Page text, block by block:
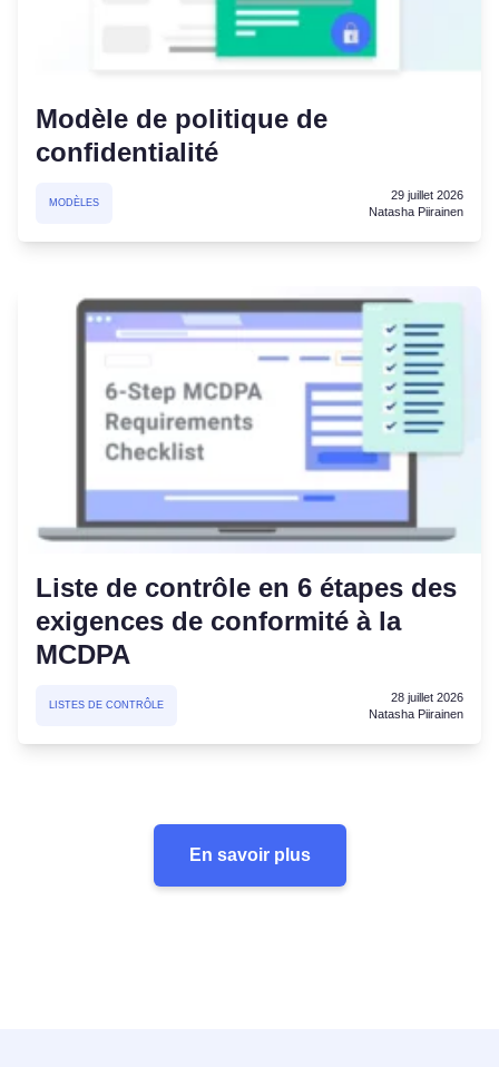
Modèle de politique de
confidentialité
MODÈLES
29 juillet 2026
Natasha Piirainen
Liste de contrôle en 6 étapes des
exigences de conformité à la
MCDPA
LISTES DE CONTRÔLE
28 juillet 2026
Natasha Piirainen
En savoir plus